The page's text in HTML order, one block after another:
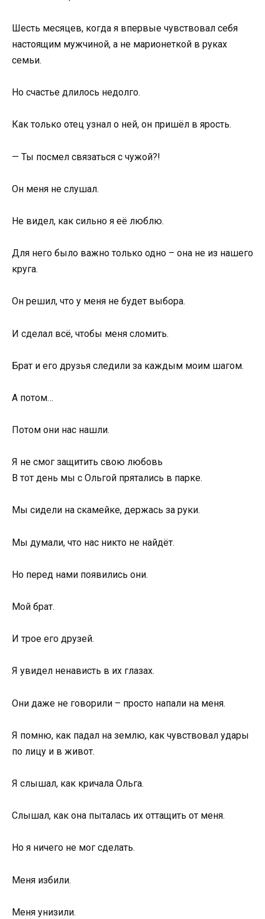
Шесть месяцев, когда я впервые чувствовал себя
настоящим мужчиной, а не марионеткой в руках
семьи.
Но счастье длилось недолго.
Как только отец узнал о ней, он пришёл в ярость.
— Ты посмел связаться с чужой?!
Он меня не слушал.
Не видел, как сильно я её люблю.
Для него было важно только одно – она не из нашего
круга.
Он решил, что у меня не будет выбора.
И сделал всё, чтобы меня сломить.
Брат и его друзья следили за каждым моим шагом.
А потом…
Потом они нас нашли.
Я не смог защитить свою любовь
В тот день мы с Ольгой прятались в парке.
Мы сидели на скамейке, держась за руки.
Мы думали, что нас никто не найдёт.
Но перед нами появились они.
Мой брат.
И трое его друзей.
Я увидел ненависть в их глазах.
Они даже не говорили – просто напали на меня.
Я помню, как падал на землю, как чувствовал удары
по лицу и в живот.
Я слышал, как кричала Ольга.
Слышал, как она пыталась их оттащить от меня.
Но я ничего не мог сделать.
Меня избили.
Меня унизили.